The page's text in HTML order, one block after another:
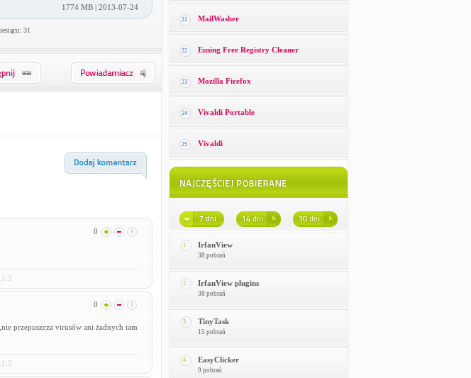
1774 MB | 2013-07-24
31
0
0
przepuszcza virusów ani żadnych tam
21 MailWasher
22 Eusing Free Registry Cleaner
23 Mozilla Firefox
24 Vivaldi Portable
25 Vivaldi
1 IrfanView
38 pobrań
2 IrfanView plugins
38 pobrań
3 TinyTask
15 pobrań
4 EasyClicker
9 pobrań